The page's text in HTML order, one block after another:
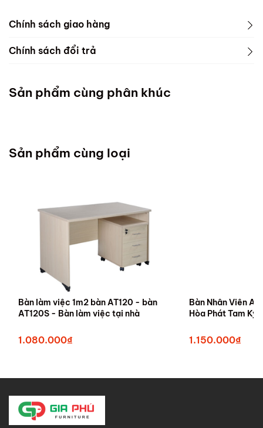
Chính sách giao hàng
Chính sách đổi trả
Sản phẩm cùng phân khúc
Sản phẩm cùng loại
Bàn làm việc 1m2 bàn AT120 - bàn
AT120S - Bàn làm việc tại nhà
1.080.000₫
Bàn Nhân Viên
Hòa Phát Tam Kỳ
1.150.000₫